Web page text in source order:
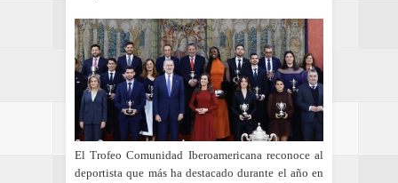
El Trofeo Comunidad Iberoamericana reconoce al
deportista que más ha destacado durante el año en